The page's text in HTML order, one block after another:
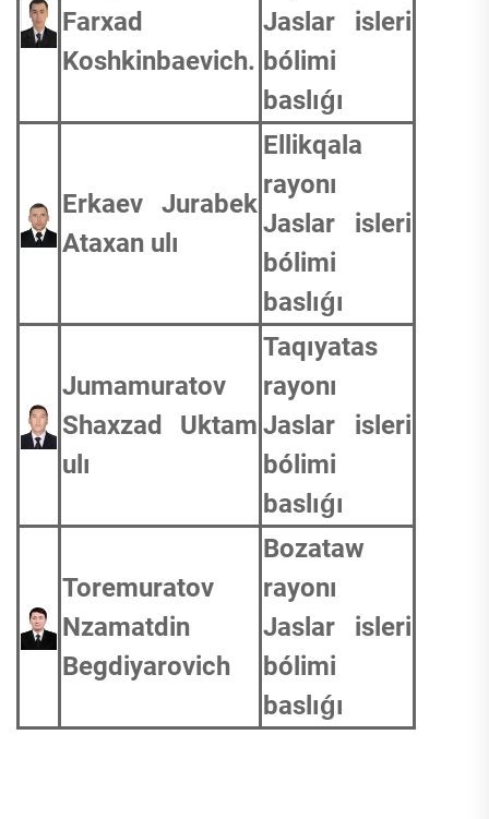
Farxad
Koshkinbaevich.
Jaslar isleri
bólimi
baslıǵı
Erkaev Jurabek
Ataxan ulı
Ellikqala
rayonı
Jaslar isleri
bólimi
baslıǵı
Jumamuratov
Shaxzad Uktam
ulı
Taqıyatas
rayonı
Jaslar isleri
bólimi
baslıǵı
Toremuratov
Nzamatdin
Begdiyarovich
Bozataw
rayonı
Jaslar isleri
bólimi
baslıǵı